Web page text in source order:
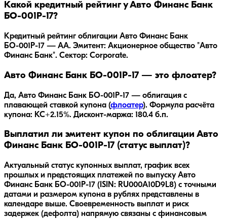
Какой кредитный рейтинг у Авто Финанс Банк
БО-001Р-17?
Кредитный рейтинг облигации Авто Финанс Банк
БО-001Р-17 — AA. Эмитент: Акционерное общество "Авто
Финанс Банк". Сектор: Corporate.
Авто Финанс Банк БО-001Р-17 — это флоатер?
Да, Авто Финанс Банк БО-001Р-17 — облигация с
плавающей ставкой купона (флоатер). Формула расчёта
купона: КС+2.15%. Дисконт-маржа: 180.4 б.п.
Выплатил ли эмитент купон по облигации Авто
Финанс Банк БО-001Р-17 (статус выплат)?
Актуальный статус купонных выплат, график всех
прошлых и предстоящих платежей по выпуску Авто
Финанс Банк БО-001Р-17 (ISIN: RU000A10D9L8) с точными
датами и размером купона в рублях представлены в
календаре выше. Своевременность выплат и риск
задержек (дефолта) напрямую связаны с финансовым